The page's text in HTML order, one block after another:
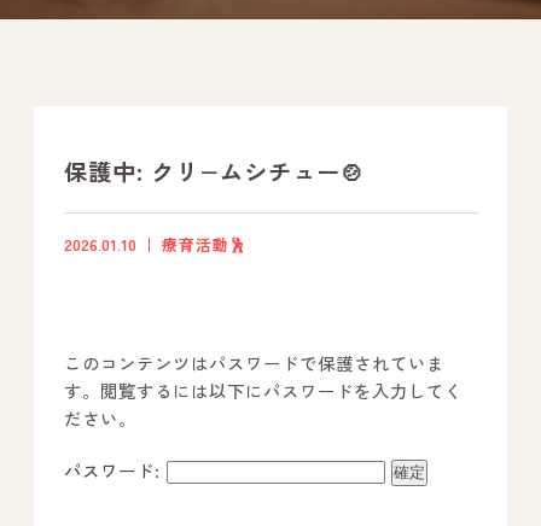
自己評価表
社内行事
事業所のご案内
－ オールピース宗像事業所
－ オールピース福津事業所
保護中: クリ−ムシチュー🍲
2026.01.10 療育活動🕺
このコンテンツはパスワードで保護されていま
す。閲覧するには以下にパスワードを入力してく
ださい。
パスワード: